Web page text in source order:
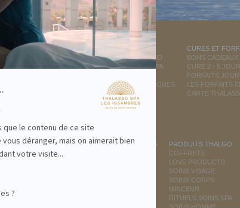
le contenu de ce site
déranger, mais on aimerait bien
votre visite...
?
DESTINATION
GOLFE DE ST TROPEZ
HÉBERGEMENTS
INCENTIVE
THALASSO SPA
LA THALASSO EN VIDÉO
CENTRE THALASSO SPA
INFORMATIONS PRATIQUES
CURES ET
BONS CADEAUX
CURE 2 - 5
FORFAITS
LES FORFAITS
CARTE
ABONNEMENTS IDÉES CADEAUX PROMOS
PRODUITS THALGO
COFFRETS
LOVE PRODUCTS
SOINS VISAGE
SOINS CORPS
MINCEUR
RITUELS SOINS SPA